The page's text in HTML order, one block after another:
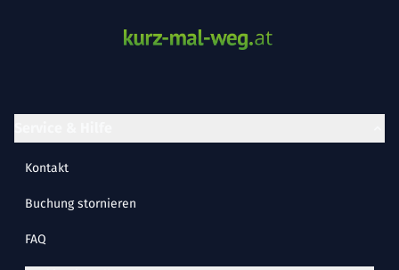
Kontakt
Buchung stornieren
FAQ